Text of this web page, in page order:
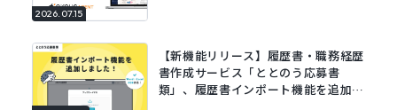
2026.07.15
【新機能リリース】履歴書・職務経歴
書作成サービス「ととのう応募書
類」、履歴書インポート機能を追加。